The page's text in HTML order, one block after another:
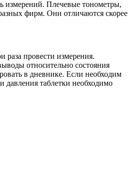
измерений. Плечевые тонометры,
фирм. Они отличаются скорее
раза провести измерения.
относительно состояния
в дневнике. Если необходим
давления таблетки необходимо